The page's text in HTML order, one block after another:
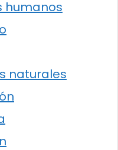
humanos
naturales